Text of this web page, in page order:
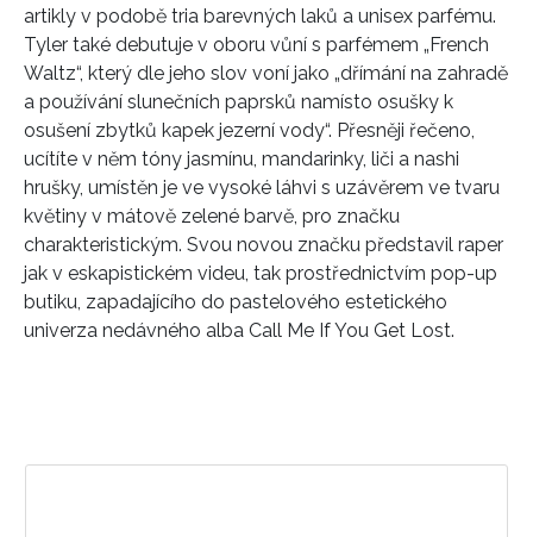
artikly v podobě tria barevných laků a unisex parfému.
Tyler také debutuje v oboru vůní s parfémem „French
Waltz“, který dle jeho slov voní jako „dřímání na zahradě
a používání slunečních paprsků namísto osušky k
osušení zbytků kapek jezerní vody“. Přesněji řečeno,
ucítíte v něm tóny jasmínu, mandarinky, liči a nashi
hrušky, umístěn je ve vysoké láhvi s uzávěrem ve tvaru
květiny v mátově zelené barvě, pro značku
charakteristickým. Svou novou značku představil raper
jak v eskapistickém videu, tak prostřednictvím pop-up
butiku, zapadajícího do pastelového estetického
univerza nedávného alba Call Me If You Get Lost.